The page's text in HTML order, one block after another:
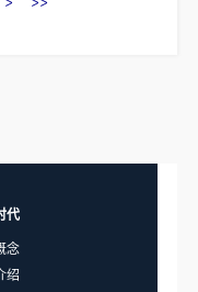
代
念
绍